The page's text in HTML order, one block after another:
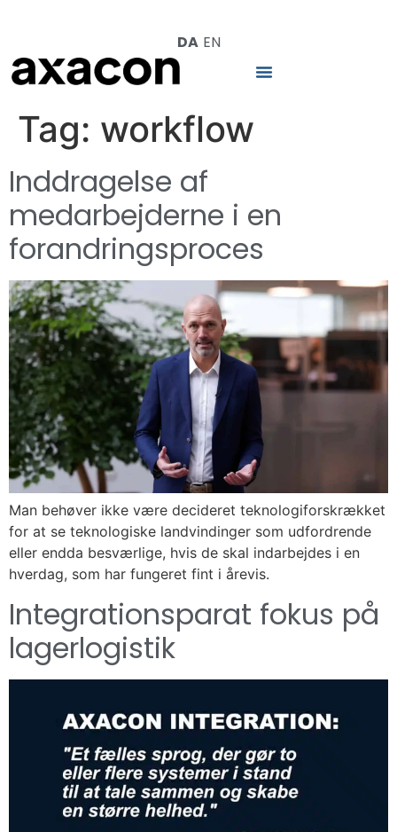
DA EN
Tag: workflow
Inddragelse af
medarbejderne i en
forandringsproces
Man behøver ikke være decideret teknologiforskrækket
for at se teknologiske landvindinger som udfordrende
eller endda besværlige, hvis de skal indarbejdes i en
hverdag, som har fungeret fint i årevis.
Integrationsparat fokus på
lagerlogistik